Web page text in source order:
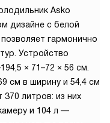
Asko
дизайне с белой
гармонично
Устройство
× 71–72 × 56 см.
см в ширину и 54,4 см
литров: из них
и 104 л —